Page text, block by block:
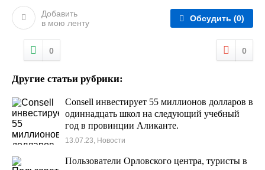
Добавить
в мою ленту
Обсудить (0)
0 0
Другие статьи рубрики:
Consell инвестирует 55 миллионов долларов в
одиннадцать школ на следующий учебный
год в провинции Аликанте.
13.07.23, Новости
Пользователи Орловского центра, туристы в